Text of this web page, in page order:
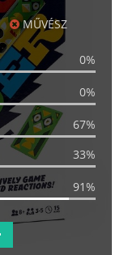
MŰVÉSZ
0%
0%
67%
33%
91%